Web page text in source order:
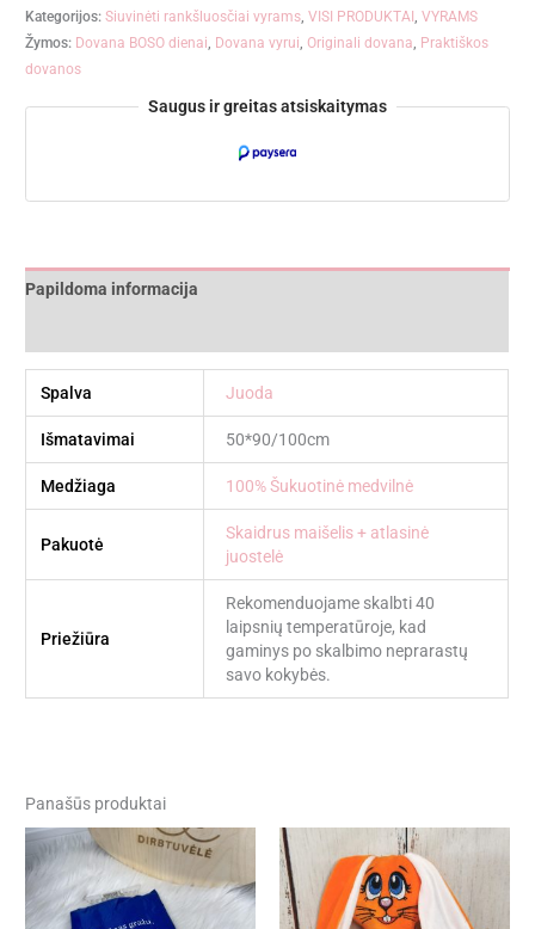
Kategorijos:Siuvinėti rankšluosčiai vyrams ,VISI PRODUKTAI ,VYRAMS
Žymos: Dovana BOSO dienai Dovana vyrui Originali dovana Praktiškos
dovanos
Saugus ir greitas atsiskaitymas
Papildoma informacija
Spalva Juoda
Išmatavimai 50*90/100cm
Medžiaga 100% Šukuotinė medvilnė
Pakuotė
Skaidrus maišelis + atlasinė
juostelė
Priežiūra
Rekomenduojame skalbti 40
laipsnių temperatūroje, kad
gaminys po skalbimo neprarastų
savo kokybės.
Panašūs produktai
Price
range:
22,00 €
through
28,00 €